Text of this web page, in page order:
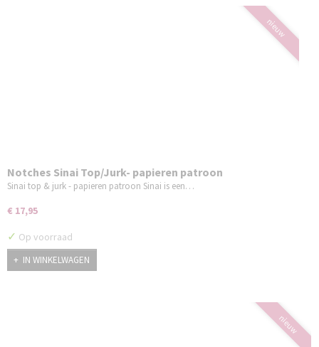
nieuw
Notches Sinai Top/Jurk- papieren patroon
Sinai top & jurk - papieren patroon Sinai is een…
€ 17,95
✓ Op voorraad
IN WINKELWAGEN
nieuw